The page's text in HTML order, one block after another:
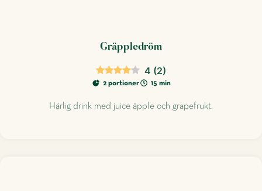
Gräppledröm
4 (2)
2 portioner 15 min
Härlig drink med juice äpple och grapefrukt.